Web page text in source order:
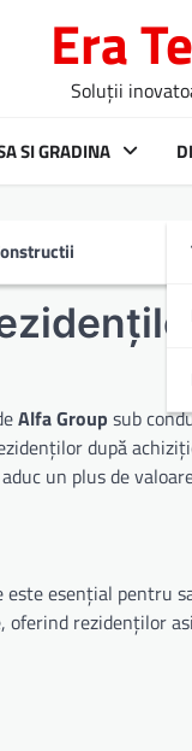
Era
Soluții
SI GRADINA
Alfa
Alfa Group sub
după
un plus de
esențial pentru
rezidenților